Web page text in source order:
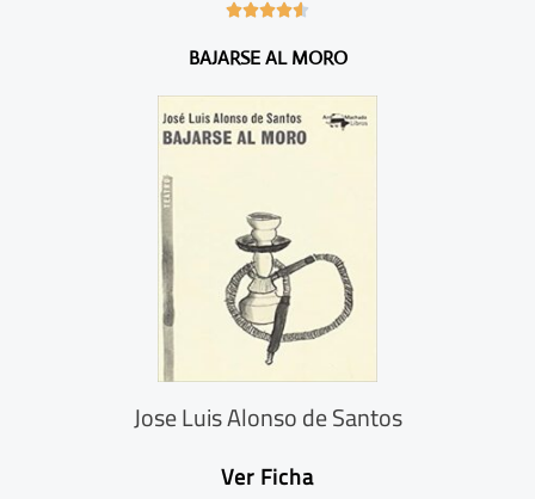

6
BAJARSE AL MORO
Jose Luis Alonso de Santos
Ver Ficha